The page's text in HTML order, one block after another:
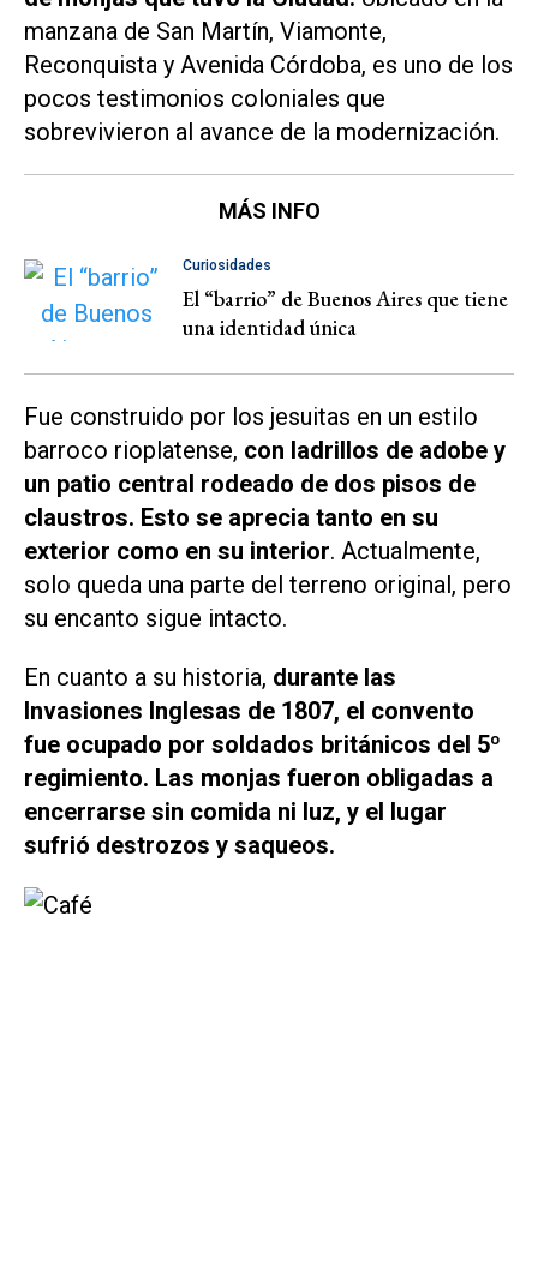
manzana de San Martín, Viamonte,
Reconquista y Avenida Córdoba, es uno de los
pocos testimonios coloniales que
sobrevivieron al avance de la modernización.
MÁS INFO
Curiosidades
El “barrio” de Buenos Aires que tiene
una identidad única
Fue construido por los jesuitas en un estilo
barroco rioplatense, con ladrillos de adobe y
un patio central rodeado de dos pisos de
claustros. Esto se aprecia tanto en su
exterior como en su interior. Actualmente,
solo queda una parte del terreno original, pero
su encanto sigue intacto.
En cuanto a su historia, durante las
Invasiones Inglesas de 1807, el convento
fue ocupado por soldados británicos del 5º
regimiento. Las monjas fueron obligadas a
encerrarse sin comida ni luz, y el lugar
sufrió destrozos y saqueos.